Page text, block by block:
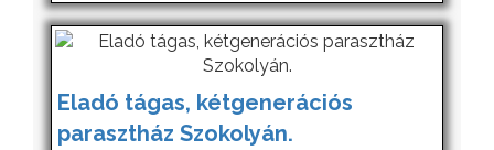
Eladó tágas, kétgenerációs
parasztház Szokolyán.